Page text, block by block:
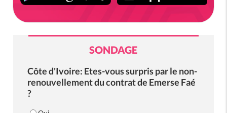
SONDAGE
Côte d'Ivoire: Etes-vous surpris par le non-
renouvellement du contrat de Emerse Faé
?